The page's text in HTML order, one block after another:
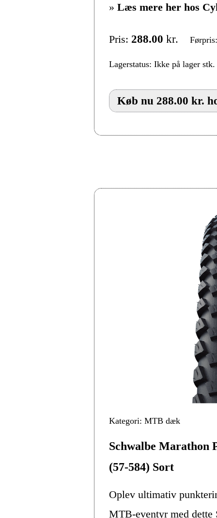
» Læs mere her hos
Pris: 288.00 kr.
Lagerstatus: Ikke på lager stk.
Køb nu 288.00 kr.
Kategori: MTB dæk
Schwalbe Marathon
(57-584) Sort
Oplev ultimativ
MTB-eventyr med